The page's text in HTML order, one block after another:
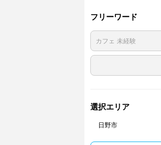
フリーワード
選択エリア
日野市